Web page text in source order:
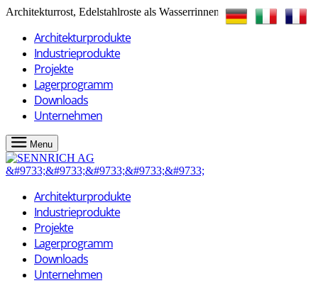
Architekturrost, Edelstahlroste als Wasserrinnen
Architekturprodukte
Industrieprodukte
Projekte
Lagerprogramm
Downloads
Unternehmen
Menu
Architekturprodukte
Industrieprodukte
Projekte
Lagerprogramm
Downloads
Unternehmen